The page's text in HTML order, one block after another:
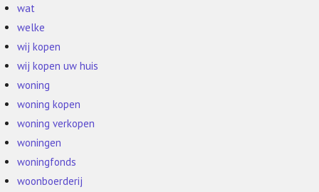
wat
welke
wij kopen
wij kopen uw huis
woning
woning kopen
woning verkopen
woningen
woningfonds
woonboerderij